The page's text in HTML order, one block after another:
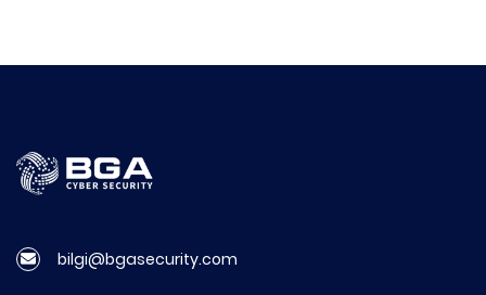
bilgi@bgasecurity.com